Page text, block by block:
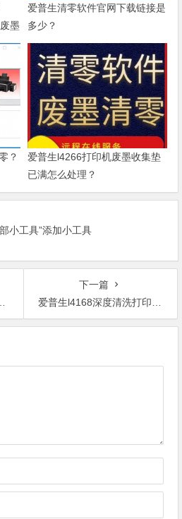
墨
爱普生清零软件官网下载链接是
多少？
？
爱普生l4266打印机废墨收集垫
已满怎么处理？
小工具”添加小工具
下一篇
爱普生l4168深度清洗打印头,很多软件下载之后不能用啊。